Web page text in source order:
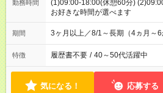
勤務時間
(1)09:00-18:00(休憩60分)
お好きな時間が選べます
期間 3ヶ月以上／8/1～長期（4ヵ月～6
特徴 履歴書不要 / 40～50代活躍中
気になる！ 応募する